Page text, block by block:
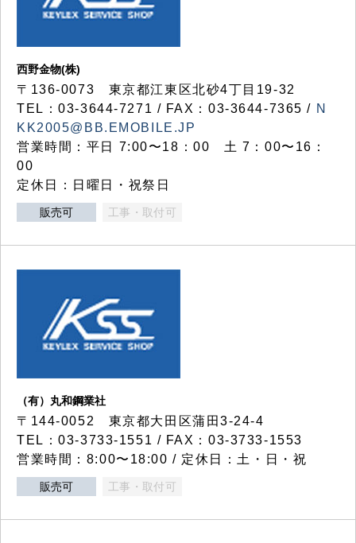
西野金物(株)
〒136-0073 東京都江東区北砂4丁目19-32
TEL：03‐3644‐7271 / FAX：03-3644-7365 / N
KK2005@BB.EMOBILE.JP
営業時間：平日 7:00〜18：00 土 7：00〜16：
00
定休日：日曜日・祝祭日
販売可 工事・取付可
（有）丸和鋼業社
〒144-0052 東京都大田区蒲田3-24-4
TEL：03-3733-1551 / FAX：03-3733-1553
営業時間：8:00〜18:00 / 定休日：土・日・祝
販売可 工事・取付可